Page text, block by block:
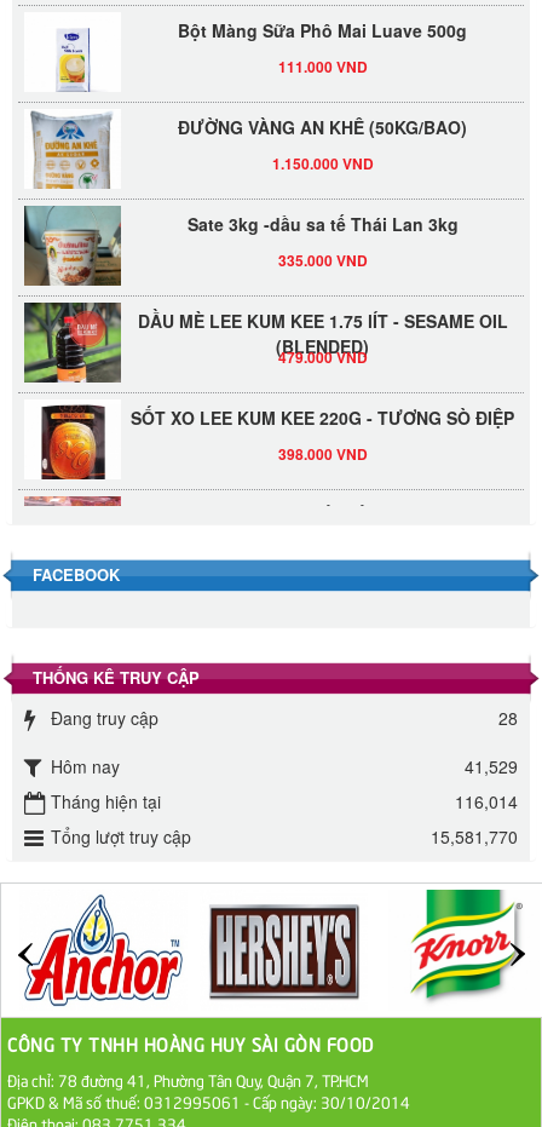
ĐƯỜNG VÀNG AN KHÊ (50KG/BAO)
Sate 3kg -dầu sa tế Thái Lan 3kg
DẦU MÈ LEE KUM KEE 1.75 lÍT - SESAME OIL
(BLENDED)
479.000 VND
SỐT XO LEE KUM KEE 220G - TƯƠNG SÒ ĐIỆP
Đường Thốt Nốt 1kg
Đường phèn hạt Long An 500g
Đường phèn Long An bao 10kg
Đường mía thiên nhiên Biên Hòa gói 1kg
ĐƯỜNG SẠCH CÔ BA BIÊN HÒA 1KG
27.000 VND
Đường cát trắng An Khê bao 50kg
1.100.000 VND
Sa Tế Tôm Cholimex PET Hũ 450g
36.000 VND
FACEBOOK
THỐNG KÊ TRUY CẬP
Đang truy cập
28
Hôm nay
41,529
Tháng hiện tại
116,014
Tổng lượt truy cập
15,581,770
CÔNG TY TNHH HOÀNG HUY SÀI GÒN FOOD
Địa chỉ: 78 đường 41, Phường Tân Quy, Quận 7, TP.HCM
GPKD & Mã số thuế: 0312995061 - Cấp ngày: 30/10/2014